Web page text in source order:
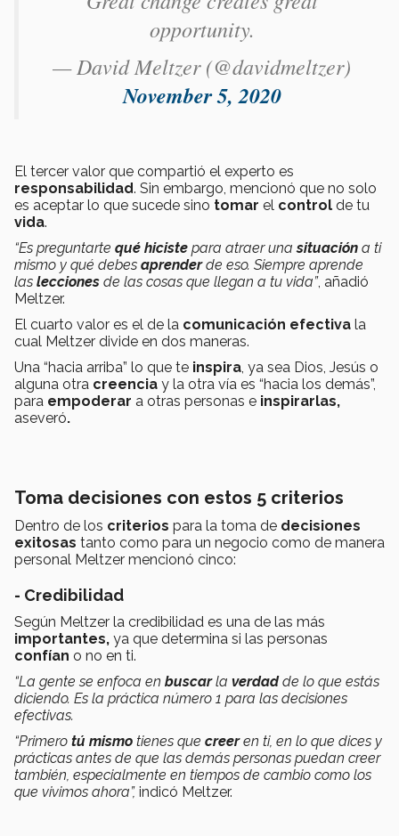
opportunity.
— David Meltzer (@davidmeltzer)
November 5, 2020
El tercer valor que compartió el experto es
responsabilidad. Sin embargo, mencionó que no solo
es aceptar lo que sucede sino tomar el control de tu
vida.
“Es preguntarte qué hiciste para atraer unasituación a ti
mismo y qué debes aprenderde eso. Siempre aprende
las lecciones de las cosas que llegan a tu vida”, añadió
Meltzer.
El cuarto valor es el de la comunicación efectiva la
cual Meltzer divide en dos maneras.
Una “hacia arriba” lo que te inspira , ya sea Dios, Jesús o
alguna otra creencia y la otra vía es “hacia los demás”,
para empoderar a otras personas e inspirarlas,
aseveró.
Toma decisiones con estos 5 criterios
Dentro de los criterios para la toma de decisiones
exitosas tanto como para un negocio como de manera
personal Meltzer mencionó cinco:
- Credibilidad
Según Meltzer la credibilidad es una de las más
importantes, ya que determina si las personas
confían o no en ti.
“La gente se enfoca en buscarla verdadde lo que estás
diciendo. Es la práctica número 1 para las decisiones
efectivas.
“Primero tú mismo tienes que creeren ti, en lo que dices y
prácticas antes de que las demás personas puedan creer
también, especialmente en tiempos de cambio como los
que vivimos ahora”, indicó Meltzer.